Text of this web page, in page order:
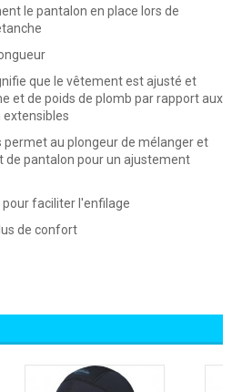
le pantalon en place lors de
que le vêtement est ajusté et
et de poids de plomb par rapport aux
permet au plongeur de mélanger et
de pantalon pour un ajustement
pour faciliter l'enfilage
de confort